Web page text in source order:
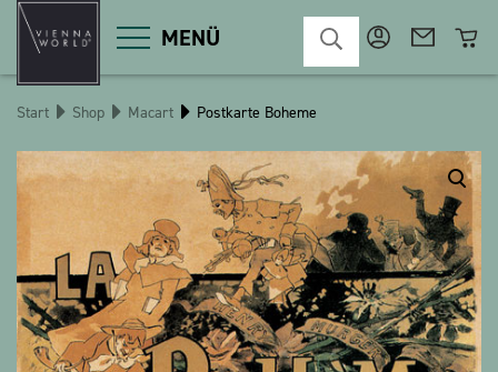
MENÜ
Produktgruppen
Diverses
Kosmetik
Küche
Macart
Magnete
Pins
POS
Schlüsselanhänger
Schreibwaren
Start Shop Macart Postkarte Boheme